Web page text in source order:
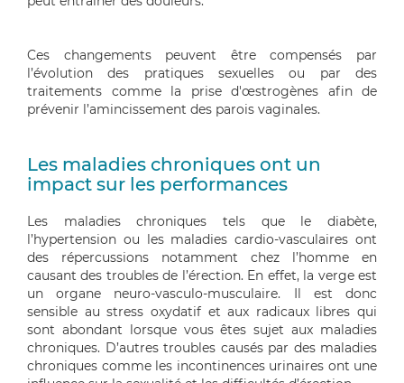
Ces changements peuvent être compensés par
l’évolution des pratiques sexuelles ou par des
traitements commela prise d'œstrogènes afin de
prévenir l’amincissement des parois vaginales.
Les maladies chroniques ont un
impact sur les performances
Les maladies chroniques tels quele diabète,
l’hypertension ou les maladies cardio-vasculaires ont
des répercussions notamment chez l’homme en
causant des troubles de l’érection. En effet, la verge est
un organe neuro-vasculo-musculaire. Il est donc
sensible au stress oxydatif et aux radicaux libres qui
sont abondant lorsque vous êtes sujet aux maladies
chroniques. D’autres troubles causés par des maladies
chroniques comme les incontinences urinaires ont une